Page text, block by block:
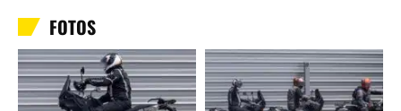
FOTOS